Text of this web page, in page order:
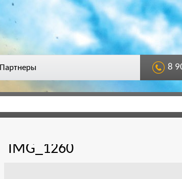
8
Партнеры
IMG_1260